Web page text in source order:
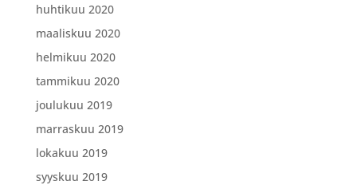
huhtikuu 2020
maaliskuu 2020
helmikuu 2020
tammikuu 2020
joulukuu 2019
marraskuu 2019
lokakuu 2019
syyskuu 2019